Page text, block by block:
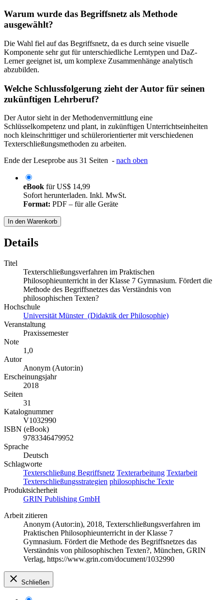
Warum wurde das Begriffsnetz als Methode
ausgewählt?
Die Wahl fiel auf das Begriffsnetz, da es durch seine visuelle
Komponente sehr gut für unterschiedliche Lerntypen und DaZ-
Lerner geeignet ist, um komplexe Zusammenhänge analytisch
abzubilden.
Welche Schlussfolgerung zieht der Autor für seinen
zukünftigen Lehrberuf?
Der Autor sieht in der Methodenvermittlung eine
Schlüsselkompetenz und plant, in zukünftigen Unterrichtseinheiten
noch kleinschrittiger und schülerorientierter mit verschiedenen
Texterschließungsmethoden zu arbeiten.
Ende der Leseprobe aus 31 Seiten - nach oben
eBook fürUS$ 14,99
Sofort herunterladen. Inkl. MwSt.
Format: PDF – für alle Geräte
In den Warenkorb
Details
Titel
Texterschließungsverfahren im Praktischen
Philosophieunterricht in der Klasse 7 Gymnasium. Fördert die
Methode des Begriffsnetzes das Verständnis von
philosophischen Texten?
Hochschule
Universität Münster (Didaktik der Philosophie)
Veranstaltung
Praxissemester
Note
1,0
Autor
Anonym (Autor:in)
Erscheinungsjahr
2018
Seiten
31
Katalognummer
V1032990
ISBN (eBook)
9783346479952
Sprache
Deutsch
Schlagworte
Texterschließung Begriffsnetz Texterarbeitung Textarbeit
Texterschließungsstrategien philosophische Texte
Produktsicherheit
GRIN Publishing GmbH
Arbeit zitieren
Anonym (Autor:in), 2018, Texterschließungsverfahren im
Praktischen Philosophieunterricht in der Klasse 7
Gymnasium. Fördert die Methode des Begriffsnetzes das
Verständnis von philosophischen Texten?, München, GRIN
Verlag, https://www.grin.com/document/1032990
Schließen